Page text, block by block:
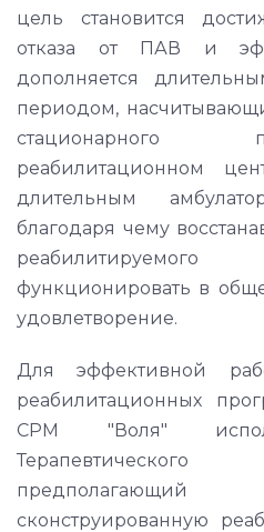
цель становится
отказа от ПАВ и
дополняется
периодом,
реабилитационном
длительным
благодаря чему
функционировать в
удовлетворение.
Для эффективной
реабилитационных
СРМ "Воля"
сконструированную